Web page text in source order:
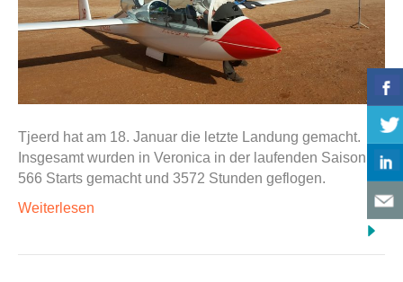
Tjeerd hat am 18. Januar die letzte Landung gemacht.
Insgesamt wurden in Veronica in der laufenden Saison
566 Starts gemacht und 3572 Stunden geflogen.
Weiterlesen